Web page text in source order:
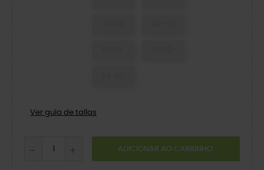
Ver guía de tallas
ADICIONAR AO CARRINHO